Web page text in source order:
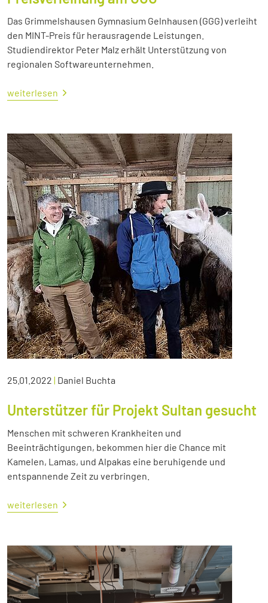
Das Grimmelshausen Gymnasium Gelnhausen (GGG) verleiht
den MINT-Preis für herausragende Leistungen.
Studiendirektor Peter Malz erhält Unterstützung von
regionalen Softwareunternehmen.
weiterlesen
25.01.2022 | Daniel Buchta
Unterstützer für Projekt Sultan gesucht
Menschen mit schweren Krankheiten und
Beeinträchtigungen, bekommen hier die Chance mit
Kamelen, Lamas, und Alpakas eine beruhigende und
entspannende Zeit zu verbringen.
weiterlesen